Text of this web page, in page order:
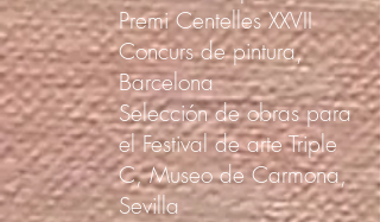
Premi Centelles XXVII
Concurs de pintura,
Barcelona
Selección de obras para
el Festival de arte Triple
C, Museo de Carmona,
Sevilla